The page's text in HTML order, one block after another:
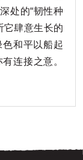
处的“韧性种
它肆意生长的
色和平以船起
连接之意。